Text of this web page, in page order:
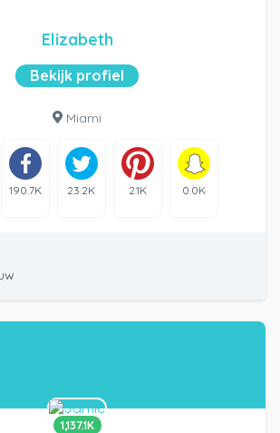
Elizabeth
Bekijk profiel
Miami
190.7K 23.2K 2.1K 0.0K
1,137.1K